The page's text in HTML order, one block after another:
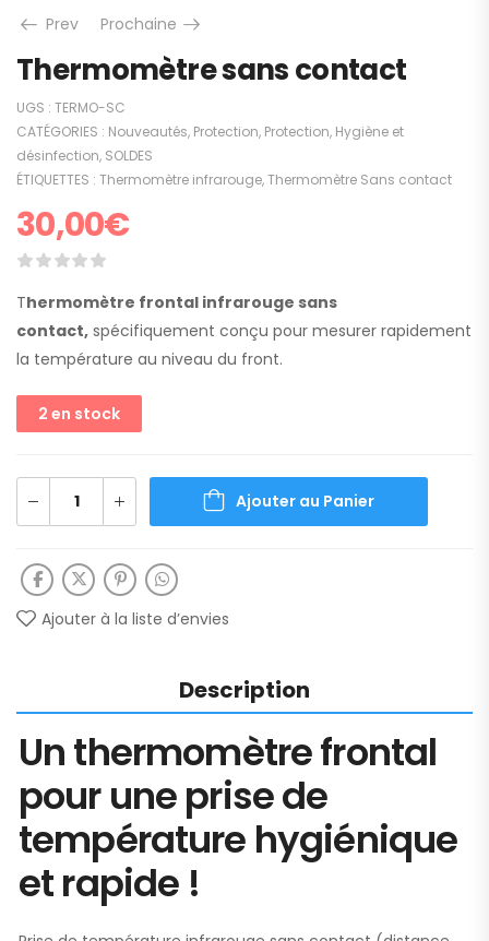
Prev
Prochaine
Thermomètre sans contact
UGS : TERMO-SC
CATÉGORIES : Nouveautés, Protection, Protection, Hygiène et
désinfection, SOLDES
ÉTIQUETTES : Thermomètre infrarouge,Thermomètre Sans contact
30,00€
Thermomètre frontal infrarouge sans
contact, spécifiquement conçu pour mesurer rapidement
la température au niveau du front.
2 en stock
Ajouter au Panier
Ajouter à la liste d’envies
Description
Un thermomètre frontal
pour une prise de
température hygiénique
et rapide !